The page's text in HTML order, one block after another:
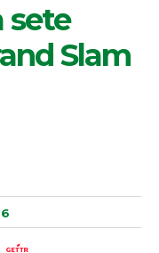
sete
Slam